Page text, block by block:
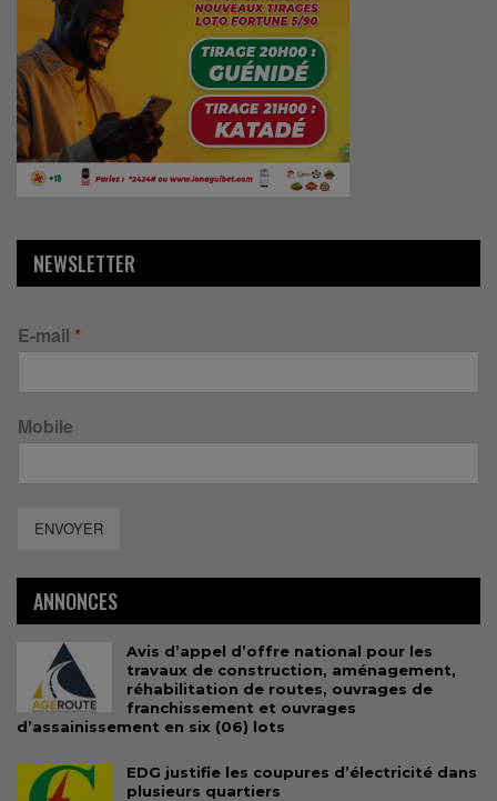
NEWSLETTER
E-mail *
Mobile
ENVOYER
ANNONCES
Avis d’appel d’offre national pour les
travaux de construction, aménagement,
réhabilitation de routes, ouvrages de
franchissement et ouvrages
d’assainissement en six (06) lots
EDG justifie les coupures d’électricité dans
plusieurs quartiers